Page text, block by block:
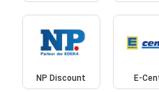
NP Discount E-